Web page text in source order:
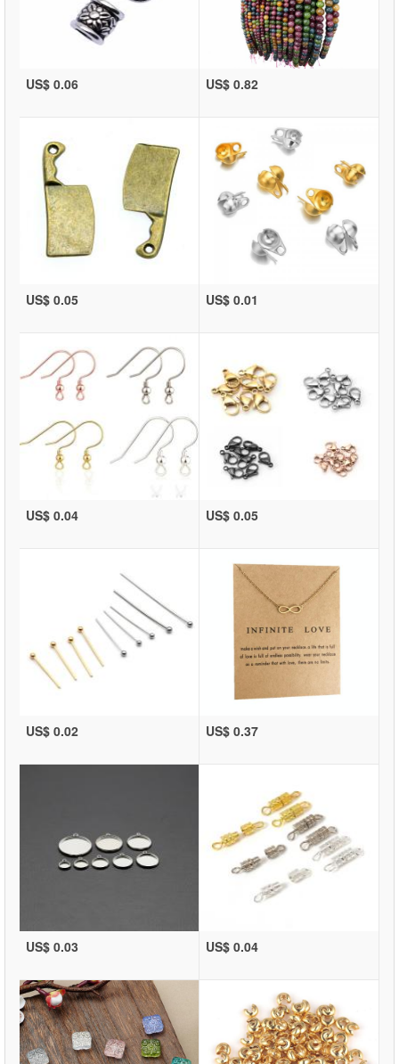
US$ 0.06 US$ 0.82
US$ 0.05 US$ 0.01
US$ 0.04 US$ 0.05
US$ 0.02 US$ 0.37
US$ 0.03 US$ 0.04